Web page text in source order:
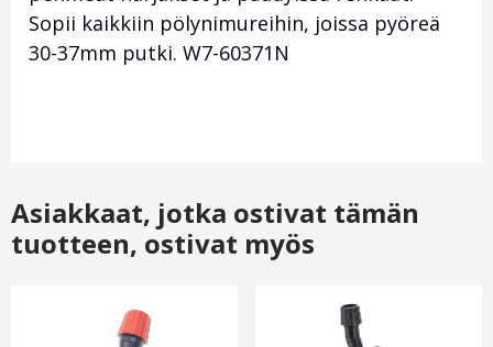
Sopii kaikkiin pölynimureihin, joissa pyöreä
30-37mm putki. W7-60371N
Asiakkaat, jotka ostivat tämän
tuotteen, ostivat myös